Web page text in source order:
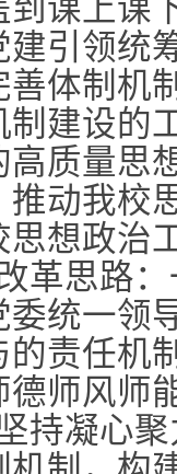
课上课
建引领统
善体制机
制建设的
质量思
动我校
想政治
革思路
统一领
责任机
师风师
持凝心